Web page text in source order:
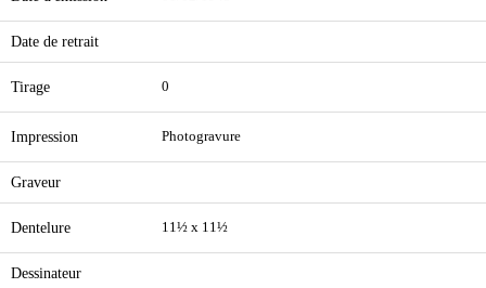
Date de retrait
Tirage 0
Impression Photogravure
Graveur
Dentelure 11½ x 11½
Dessinateur